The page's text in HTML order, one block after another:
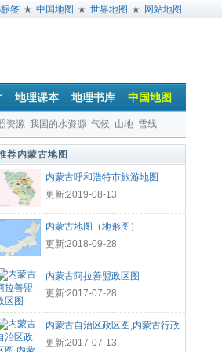
签 ★ 中国地图 ★ 世界地图 ★ 网站地图
地理课本 地理书库
中国地图
资源 我国的水资源 气候 山地 雪线
荐内蒙古地图
内蒙古呼和浩特市旅游地图
更新:2019-08-13
内蒙古地图（地形图）
更新:2018-09-28
内蒙古阿拉善盟政区图
更新:2017-07-28
内蒙古自治区政区图,内蒙古行政
更新:2017-07-13